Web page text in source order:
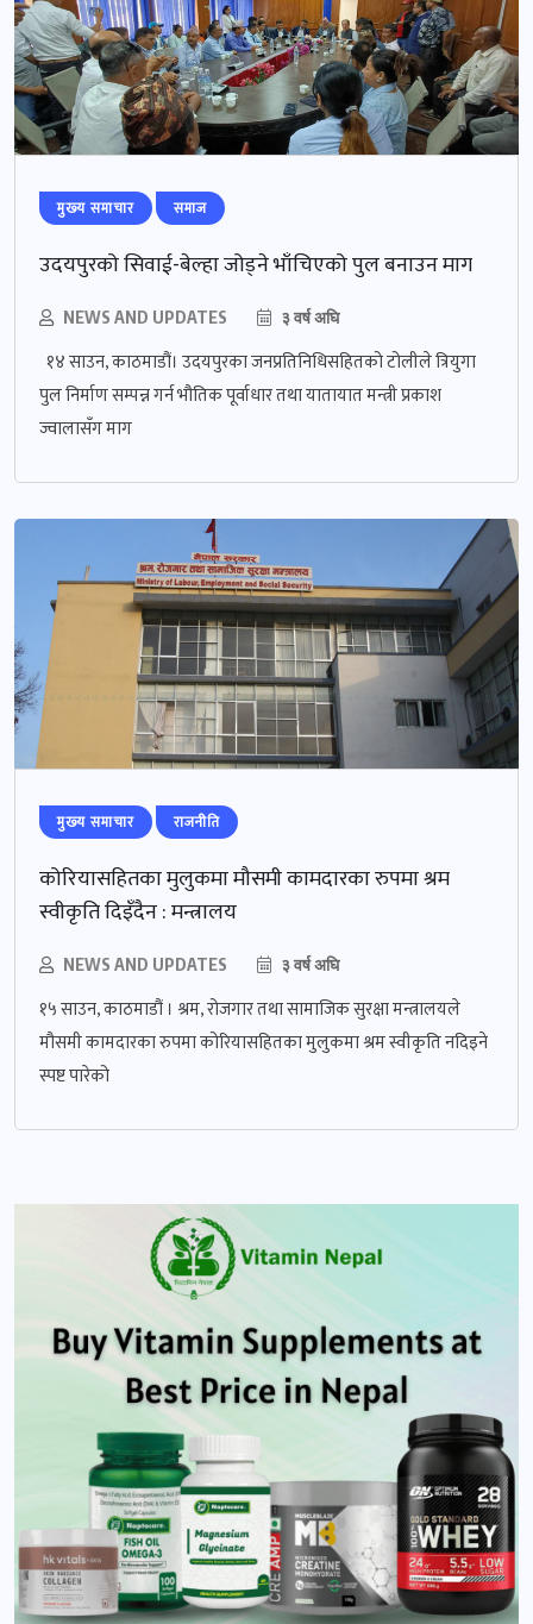
मुख्‍य समाचार समाज
उदयपुरको सिवाई-बेल्हा जोड्‍ने भाँचिएको पुल बनाउन माग
NEWS AND UPDATES ३ वर्ष अघि
१४ साउन, काठमाडौं। उदयपुरका जनप्रतिनिधिसहितको टोलीले त्रियुगा
पुल निर्माण सम्पन्न गर्न भौतिक पूर्वाधार तथा यातायात मन्त्री प्रकाश
ज्वालासँग माग
मुख्‍य समाचार राजनीति
कोरियासहितका मुलुकमा मौसमी कामदारका रुपमा श्रम
स्वीकृति दिइँदैन : मन्त्रालय
NEWS AND UPDATES ३ वर्ष अघि
१५ साउन, काठमाडौं । श्रम, रोजगार तथा सामाजिक सुरक्षा मन्त्रालयले
मौसमी कामदारका रुपमा कोरियासहितका मुलुकमा श्रम स्वीकृति नदिइने
स्पष्ट पारेको